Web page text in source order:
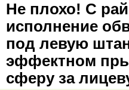
Не плохо! С
исполнение
под левую
эффектном
сферу за